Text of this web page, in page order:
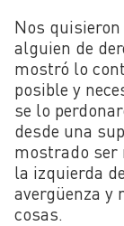
Nos quisieron
alguien de
mostró lo
posible y
se lo
desde una
mostrado ser
la izquierda
avergüenza y
cosas.